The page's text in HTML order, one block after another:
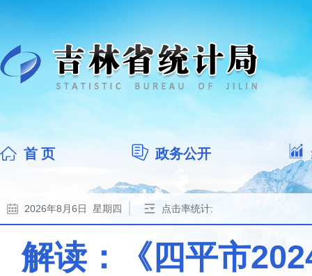
首 页 政务公开
2026年8月6日 星期四 点击率统计:
解读：《四平市